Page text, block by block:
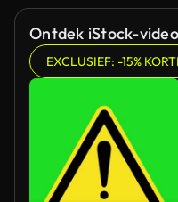
Ontdek iStock-
EXCLUSIEF: -15%